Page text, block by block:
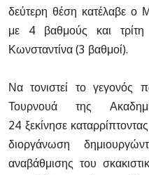
δεύτερη θέση κατέλαβε ο
με 4 βαθμούς και τρίτη
Κωνσταντίνα (3 βαθμοί).
Να τονιστεί το
Τουρνουά της
24 ξεκίνησε
διοργάνωση
αναβάθμισης του